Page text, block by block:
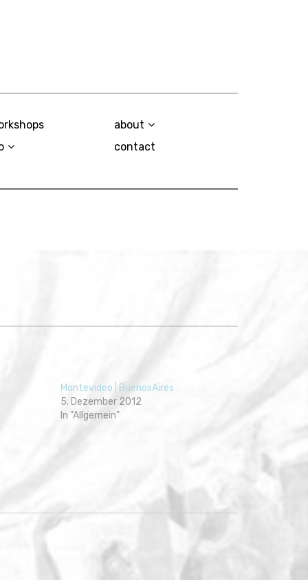
about
contact
Montevideo | BuenosAires
5. Dezember 2012
In "Allgemein"